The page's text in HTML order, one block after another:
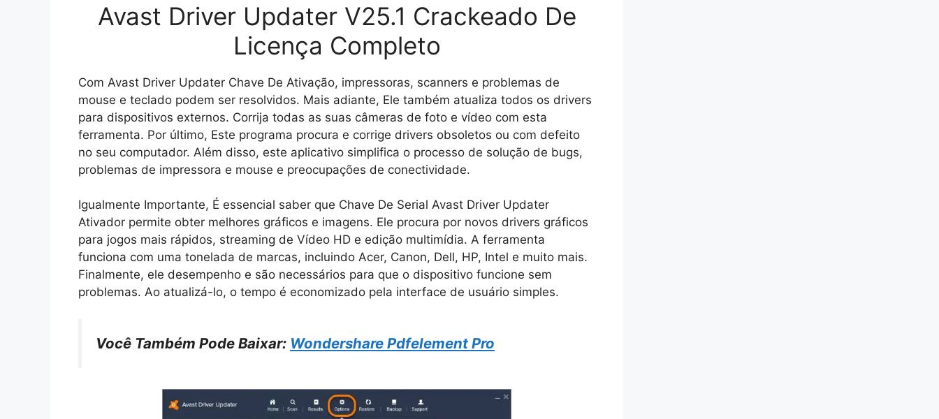
Avast Driver Updater V25.1 Crackeado De
Licença Completo
Com Avast Driver Updater Chave De Ativação, impressoras, scanners e problemas de
mouse e teclado podem ser resolvidos. Mais adiante, Ele também atualiza todos os drivers
para dispositivos externos. Corrija todas as suas câmeras de foto e vídeo com esta
ferramenta. Por último, Este programa procura e corrige drivers obsoletos ou com defeito
no seu computador. Além disso, este aplicativo simplifica o processo de solução de bugs,
problemas de impressora e mouse e preocupações de conectividade.
Igualmente Importante, É essencial saber que Chave De Serial Avast Driver Updater
Ativador permite obter melhores gráficos e imagens. Ele procura por novos drivers gráficos
para jogos mais rápidos, streaming de Vídeo HD e edição multimídia. A ferramenta
funciona com uma tonelada de marcas, incluindo Acer, Canon, Dell, HP, Intel e muito mais.
Finalmente, ele desempenho e são necessários para que o dispositivo funcione sem
problemas. Ao atualizá-lo, o tempo é economizado pela interface de usuário simples.
Você Também Pode Baixar: Wondershare Pdfelement Pro